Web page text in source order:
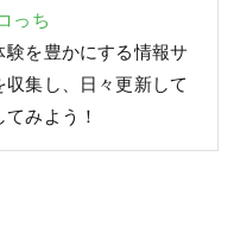
っち
を豊かにする情報サ
集し、日々更新して
みよう！